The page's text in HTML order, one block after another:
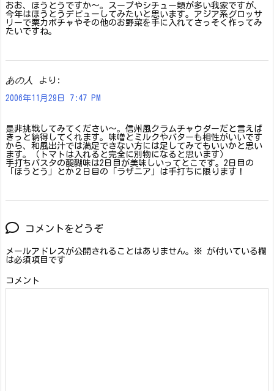
おお、ほうとうですか〜。スープやシチュー類が多い我家ですが、
今年はほうとうデビューしてみたいと思います。アジア系グロッサ
リーで栗カボチャやその他のお野菜を手に入れてさっそく作ってみ
たいですね。
あの人 より:
2006年11月29日 7:47 PM
是非挑戦してみてください〜。信州風クラムチャウダーだと言えば
きっと納得してくれます。味噌とミルクやバターも相性がいいです
から、和風出汁では満足できない方には足してみてもいいかと思い
ます。（トマトは入れると完全に別物になると思います）
手打ちパスタの醍醐味は2日目が美味しいってとこです。2日目の
「ほうとう」とか２日目の「ラザニア」は手打ちに限ります！
コメントをどうぞ
メールアドレスが公開されることはありません。 ※ が付いている欄
は必須項目です
コメント